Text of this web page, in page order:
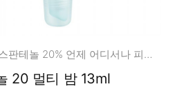
영국산 덱스판테놀 20% 언제 어디서나 피부 장벽 관리!
디판테놀 20 멀티 밤 13ml